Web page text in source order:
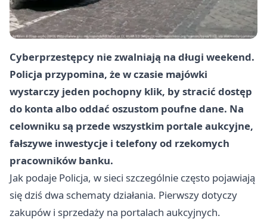
Cyberprzestępcy nie zwalniają na długi weekend.
Policja przypomina, że w czasie majówki
wystarczy jeden pochopny klik, by stracić dostęp
do konta albo oddać oszustom poufne dane. Na
celowniku są przede wszystkim portale aukcyjne,
fałszywe inwestycje i telefony od rzekomych
pracowników banku.
Jak podaje Policja, w sieci szczególnie często pojawiają
się dziś dwa schematy działania. Pierwszy dotyczy
zakupów i sprzedaży na portalach aukcyjnych.